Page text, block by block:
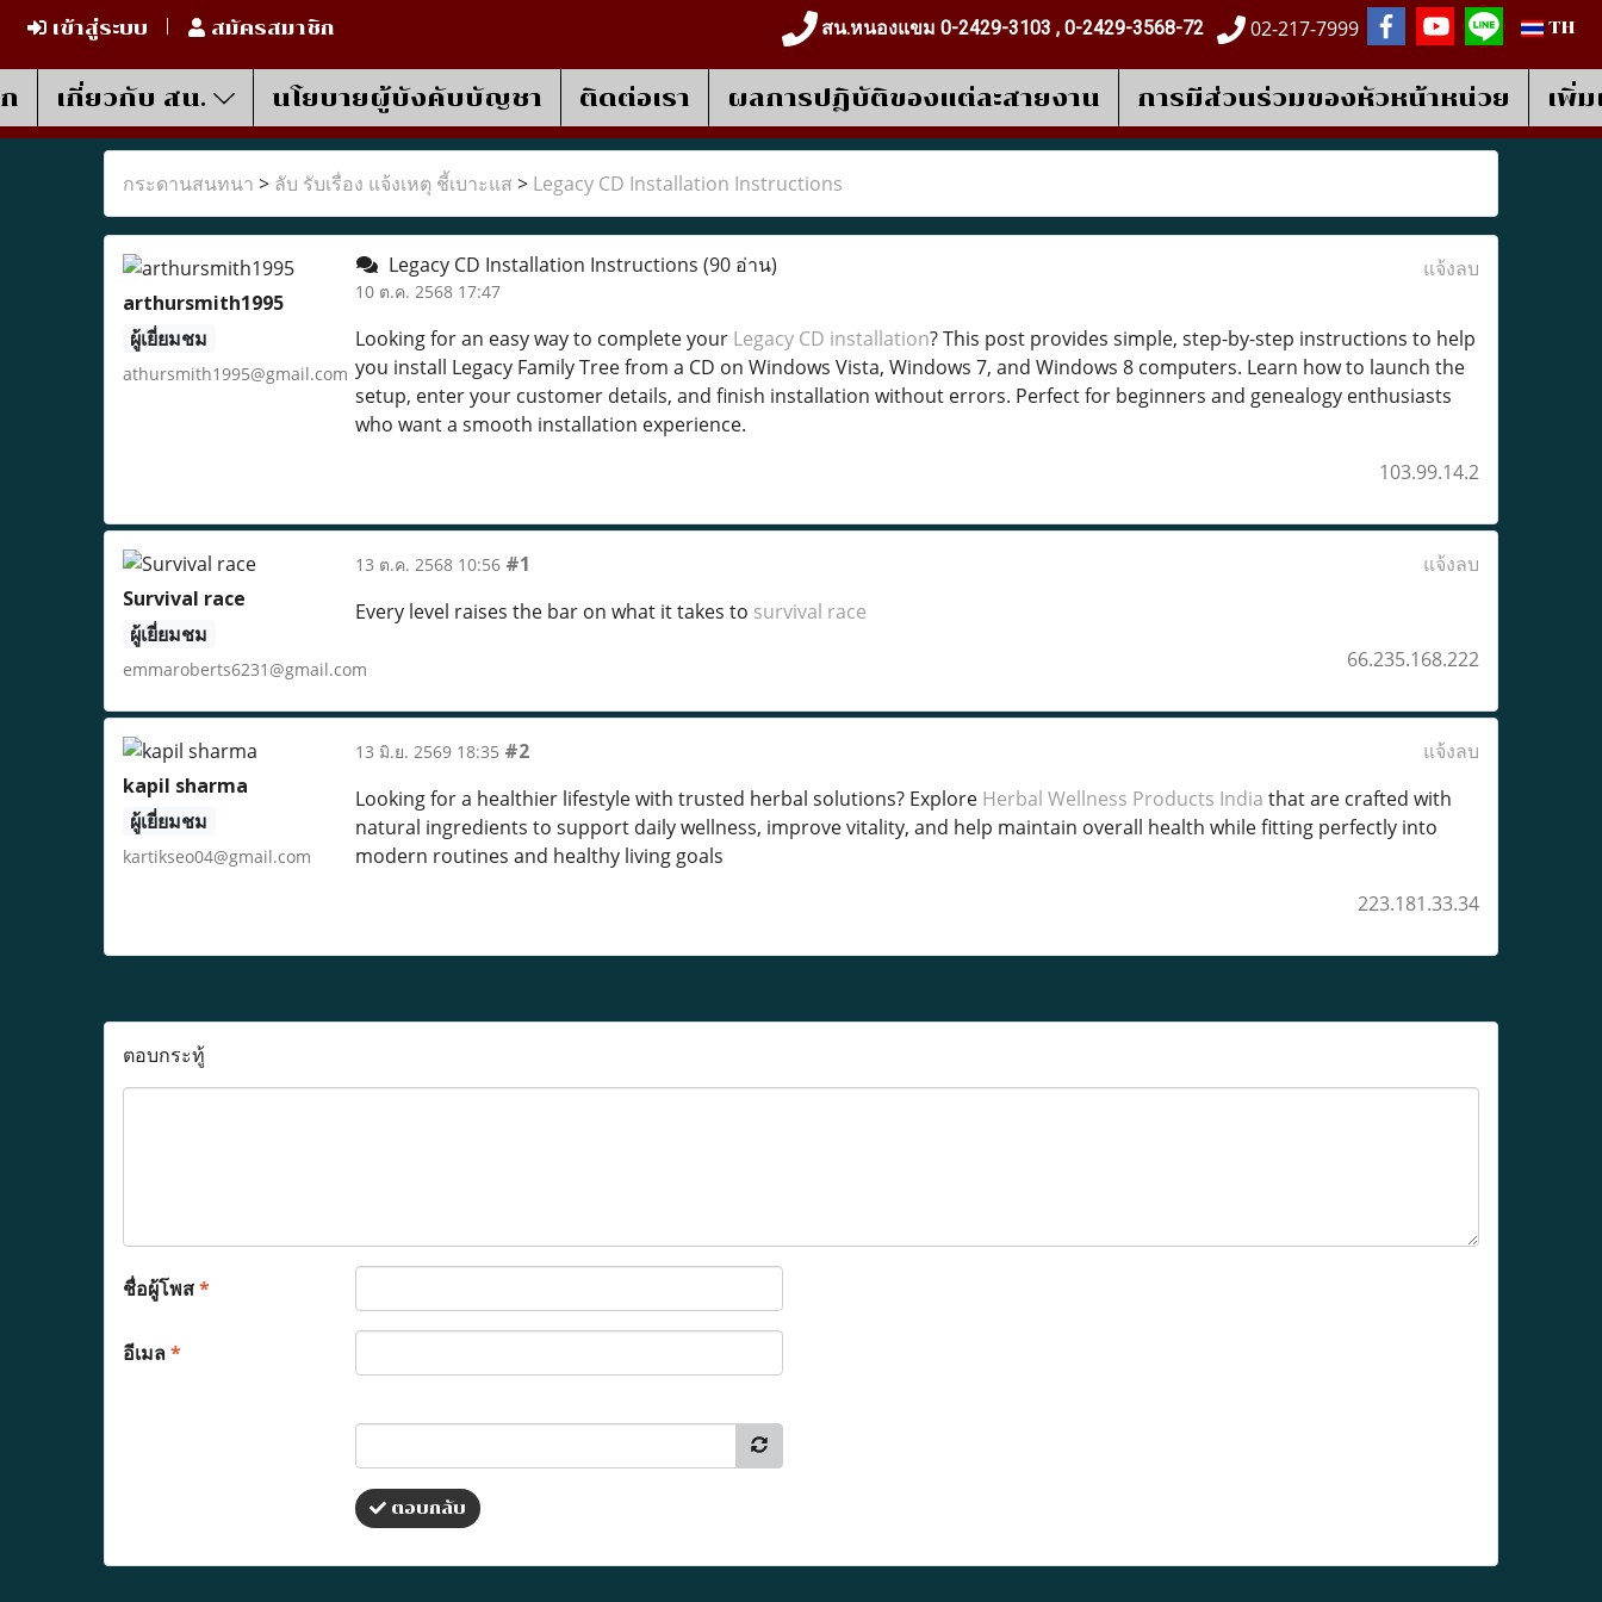
เข้าสู่ระบบ สมัครสมาชิก สน.หนองแขม 0-2429-3103 , 0-2429-3568-72 02-217-7999 TH
เกี่ยวกับ สน. นโยบายผู้บังคับบัญชา ติดต่อเรา ผลการปฎิบัติของแต่ละสายงาน การมีส่วนร่วมของหัวหน้าหน่วย เพิ่
กระดานสนทนา > ลับ รับเรื่อง แจ้งเหตุ ชี้เบาะแส > Legacy CD Installation Instructions
arthursmith1995
ผู้เยี่ยมชม
athursmith1995@gmail.com
Legacy CD Installation Instructions (90 อ่าน)
10 ต.ค. 2568 17:47
แจ้งลบ
Looking for an easy way to complete your Legacy CD installation? This post provides simple, step-by-step instructions to help
you install Legacy Family Tree from a CD on Windows Vista, Windows 7, and Windows 8 computers. Learn how to launch the
setup, enter your customer details, and finish installation without errors. Perfect for beginners and genealogy enthusiasts
who want a smooth installation experience.
103.99.14.2
Survival race
ผู้เยี่ยมชม
emmaroberts6231@gmail.com
13 ต.ค. 2568 10:56 #1
แจ้งลบ
Every level raises the bar on what it takes to survival race
66.235.168.222
kapil sharma
ผู้เยี่ยมชม
kartikseo04@gmail.com
13 มิ.ย. 2569 18:35 #2
แจ้งลบ
Looking for a healthier lifestyle with trusted herbal solutions? Explore Herbal Wellness Products India that are crafted with
natural ingredients to support daily wellness, improve vitality, and help maintain overall health while fitting perfectly into
modern routines and healthy living goals
223.181.33.34
ตอบกระทู้
ชื่อผู้โพส*
อีเมล*
ตอบกลับ